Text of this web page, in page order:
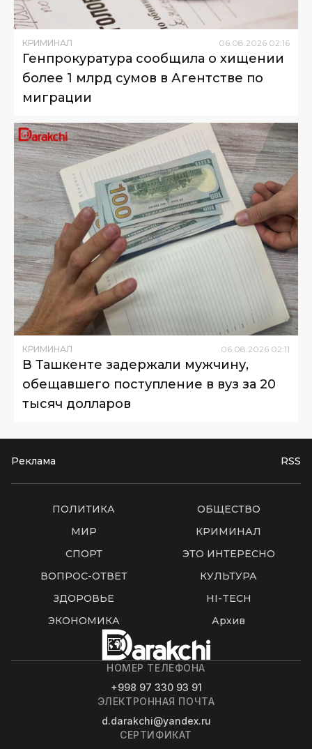
КРИМИНАЛ 06.08.2026 02:16
Генпрокуратура сообщила о хищении
более 1 млрд сумов в Агентстве по
миграции
КРИМИНАЛ 06.08.2026 02:11
В Ташкенте задержали мужчину,
обещавшего поступление в вуз за 20
тысяч долларов
Реклама RSS
ПОЛИТИКА
ОБЩЕСТВО
МИР
КРИМИНАЛ
СПОРТ
ЭТО ИНТЕРЕСНО
ВОПРОС-ОТВЕТ
КУЛЬТУРА
ЗДОРОВЬЕ
HI-TECH
ЭКОНОМИКА
Архив
НОМЕР ТЕЛЕФОНА
+998 97 330 93 91
ЭЛЕКТРОННАЯ ПОЧТА
d.darakchi@yandex.ru
СЕРТИФИКАТ